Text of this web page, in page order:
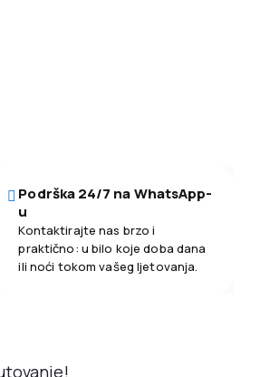
Podrška 24/7 na WhatsApp-
u
Kontaktirajte nas brzo i
praktično: u bilo koje doba dana
ili noći tokom vašeg ljetovanja.